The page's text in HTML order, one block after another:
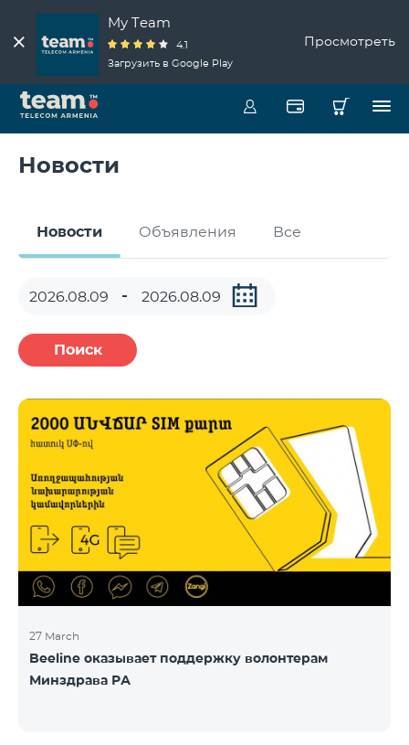
My Team
4.1
Загрузить в Google Play
Просмотреть
Новости
Новости Объявления Все
Поиск
27 March
Beeline оказывает поддержку волонтерам
Минздрава РА